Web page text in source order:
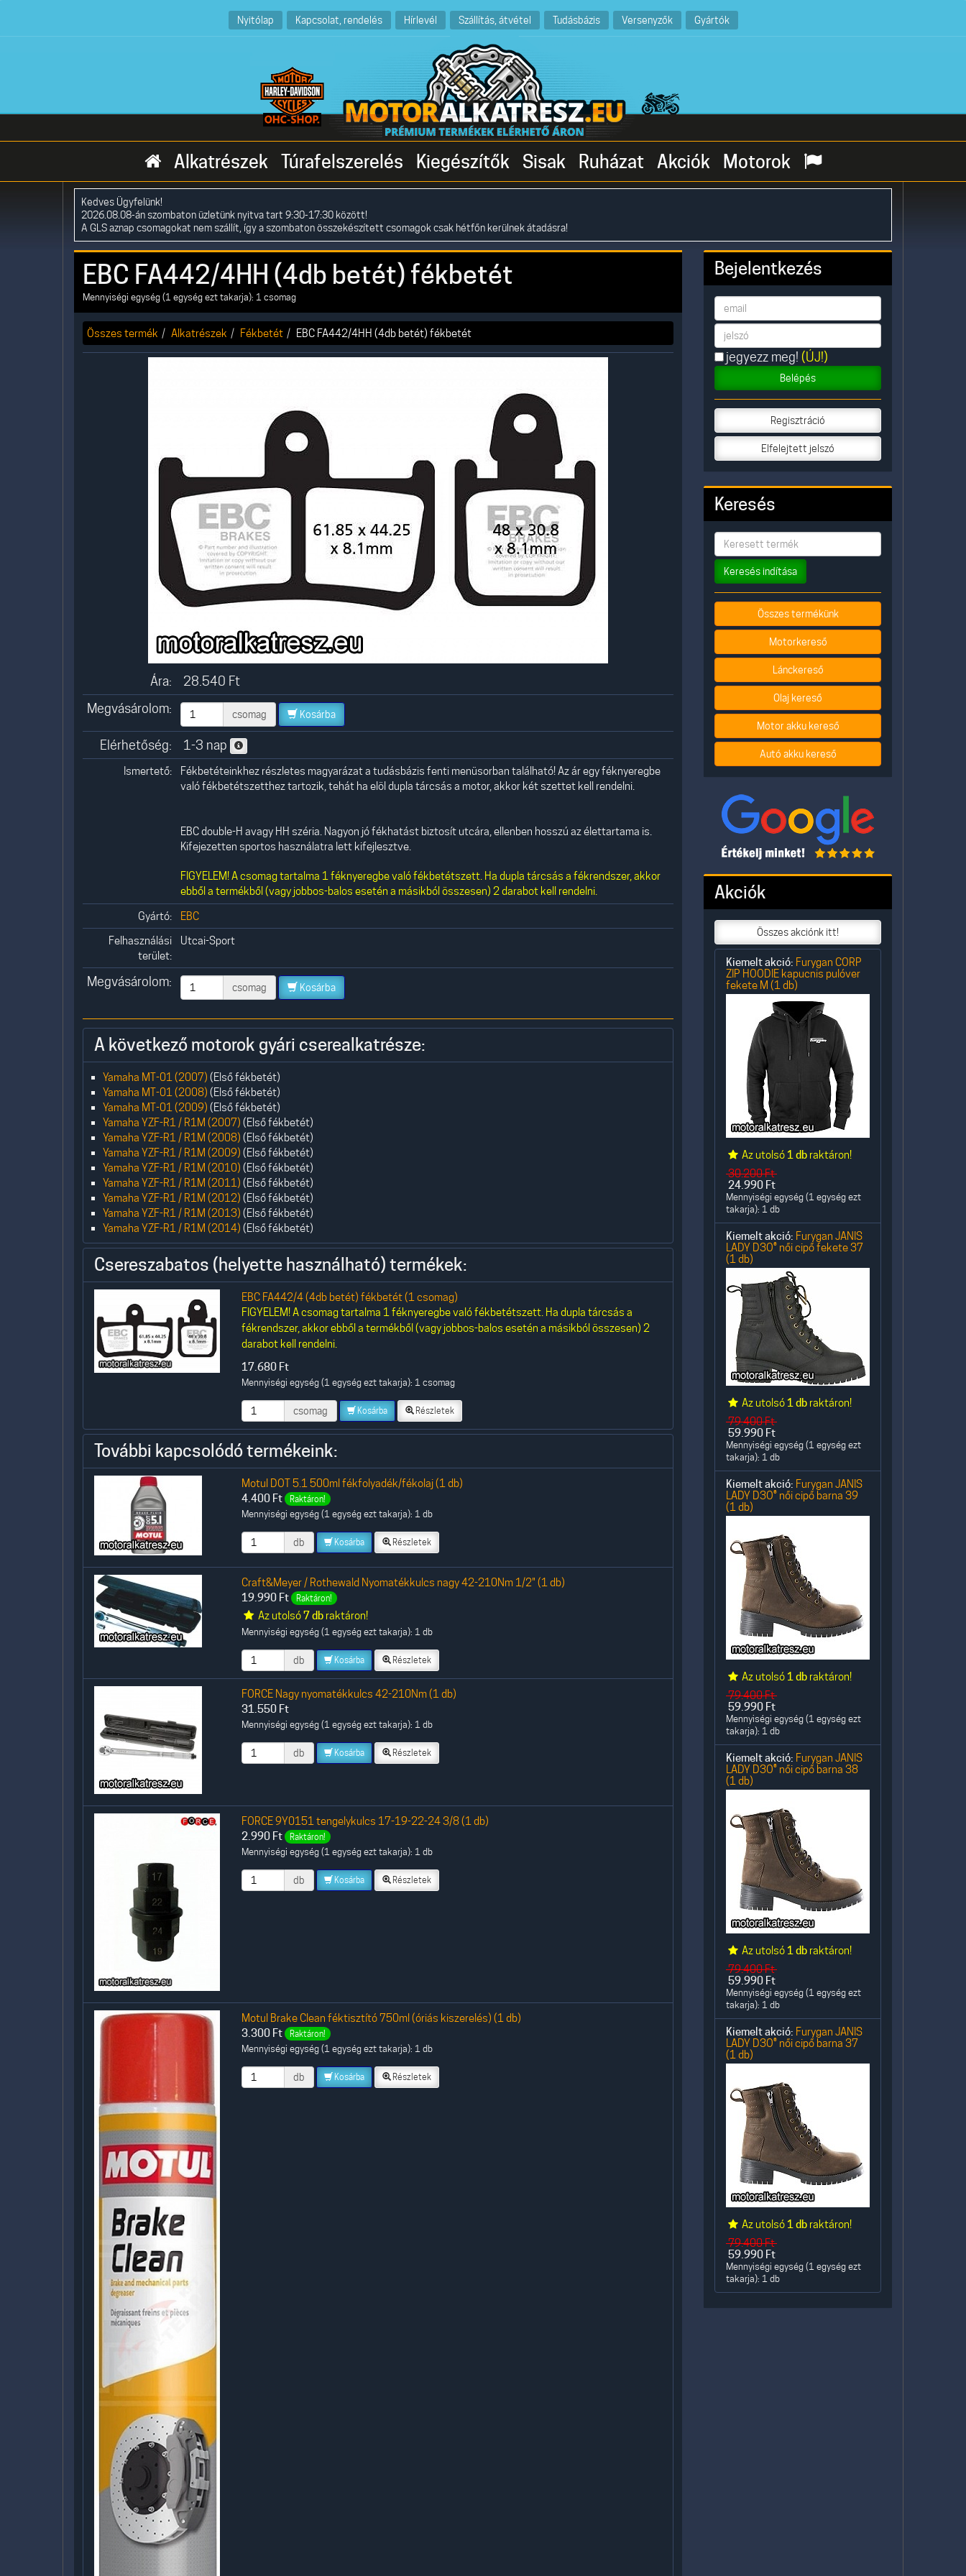
Nyitólap Kapcsolat, rendelés Hírlevél Szállítás, átvétel Tudásbázis Versenyzők Gyártók
Alkatrészek Túrafelszerelés Kiegészítők Sisak Ruházat Akciók Motorok
Kedves Ügyfelünk!
2026.08.08-án szombaton üzletünk nyitva tart 9:30-17:30 között!
A GLS aznap csomagokat nem szállít, így a szombaton összekészített csomagok csak hétfőn kerülnek átadásra!
EBC FA442/4HH (4db betét) fékbetét
Mennyiségi egység (1 egység ezt takarja): 1 csomag
Összes termék Alkatrészek Fékbetét EBC FA442/4HH (4db betét) fékbetét
Ára: 28.540 Ft
Megvásárolom:
csomag Kosárba
Elérhetőség: 1-3 nap
Ismertető:
Fékbetéteinkhez részletes magyarázat a tudásbázis fenti menüsorban található! Az ár egy féknyeregbe
való fékbetétszetthez tartozik, tehát ha elöl dupla tárcsás a motor, akkor két szettet kell rendelni.
EBC double-H avagy HH széria. Nagyon jó fékhatást biztosít utcára, ellenben hosszú az élettartama is.
Kifejezetten sportos használatra lett kifejlesztve.
FIGYELEM! A csomag tartalma 1 féknyeregbe való fékbetétszett. Ha dupla tárcsás a fékrendszer, akkor
ebből a termékből (vagy jobbos-balos esetén a másikból összesen) 2 darabot kell rendelni.
Gyártó:
EBC
Felhasználási
terület:
Utcai-Sport
Megvásárolom: csomag Kosárba
A következő motorok gyári cserealkatrésze:
Yamaha MT-01 (2007) (Első fékbetét)
Yamaha MT-01 (2008) (Első fékbetét)
Yamaha MT-01 (2009) (Első fékbetét)
Yamaha YZF-R1 / R1M (2007) (Első fékbetét)
Yamaha YZF-R1 / R1M (2008) (Első fékbetét)
Yamaha YZF-R1 / R1M (2009) (Első fékbetét)
Yamaha YZF-R1 / R1M (2010) (Első fékbetét)
Yamaha YZF-R1 / R1M (2011) (Első fékbetét)
Yamaha YZF-R1 / R1M (2012) (Első fékbetét)
Yamaha YZF-R1 / R1M (2013) (Első fékbetét)
Yamaha YZF-R1 / R1M (2014) (Első fékbetét)
Csereszabatos (helyette használható) termékek:
EBC FA442/4 (4db betét) fékbetét (1 csomag)
FIGYELEM! A csomag tartalma 1 féknyeregbe való fékbetétszett. Ha dupla tárcsás a
fékrendszer, akkor ebből a termékből (vagy jobbos-balos esetén a másikból összesen) 2
darabot kell rendelni.
17.680 Ft
Mennyiségi egység (1 egység ezt takarja): 1 csomag
csomag Kosárba Részletek
További kapcsolódó termékeink:
Motul DOT 5.1 500ml fékfolyadék/fékolaj (1 db)
4.400 Ft Raktáron!
Mennyiségi egység (1 egység ezt takarja): 1 db
db Kosárba Részletek
Craft&Meyer / Rothewald Nyomatékkulcs nagy 42-210Nm 1/2" (1 db)
19.990 Ft Raktáron!
Az utolsó7 dbraktáron!
Mennyiségi egység (1 egység ezt takarja): 1 db
db Kosárba Részletek
FORCE Nagy nyomatékkulcs 42-210Nm (1 db)
31.550 Ft
Mennyiségi egység (1 egység ezt takarja): 1 db
db Kosárba Részletek
FORCE 9Y0151 tengelykulcs 17-19-22-24 3/8 (1 db)
2.990 Ft Raktáron!
Mennyiségi egység (1 egység ezt takarja): 1 db
db Kosárba Részletek
Motul Brake Clean féktisztító 750ml (óriás kiszerelés) (1 db)
3.300 Ft Raktáron!
Mennyiségi egység (1 egység ezt takarja): 1 db
db Kosárba Részletek
Bejelentkezés
jegyezz meg! (ÚJ!)
Belépés
Regisztráció
Elfelejtett jelszó
Keresés
Keresés indítása
Összes termékünk
Motorkereső
Lánckereső
Olaj kereső
Motor akku kereső
Autó akku kereső
Akciók
Összes akciónk itt!
Kiemelt akció: Furygan CORP
ZIP HOODIE kapucnis pulóver
fekete M (1 db)
Az utolsó 1 db raktáron!
30.200Ft
24.990 Ft
Mennyiségi egység (1 egység ezt
takarja): 1 db
Kiemelt akció: Furygan JANIS
LADY D3O® női cipő fekete 37
(1 db)
Az utolsó 1 db raktáron!
79.400Ft
59.990 Ft
Mennyiségi egység (1 egység ezt
takarja): 1 db
Kiemelt akció: Furygan JANIS
LADY D3O® női cipő barna 39
(1 db)
Az utolsó 1 db raktáron!
79.400Ft
59.990 Ft
Mennyiségi egység (1 egység ezt
takarja): 1 db
Kiemelt akció: Furygan JANIS
LADY D3O® női cipő barna 38
(1 db)
Az utolsó 1 db raktáron!
79.400Ft
59.990 Ft
Mennyiségi egység (1 egység ezt
takarja): 1 db
Kiemelt akció: Furygan JANIS
LADY D3O® női cipő barna 37
(1 db)
Az utolsó 1 db raktáron!
79.400Ft
59.990 Ft
Mennyiségi egység (1 egység ezt
takarja): 1 db